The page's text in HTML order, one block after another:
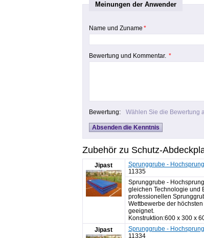
Meinungen der Anwender
Name und Zuname *
Bewertung und Kommentar. *
Bewertung: Wählen Sie die Bewertung
Zubehör zu Schutz-
Jipast Sprunggrube - Hochsprung
11335
Sprunggrube -
gleichen Technologie und
professionellen
Wettbewerbe der
geeignet.
Konstruktion:600 x 300 x
Jipast
Sprunggrube - Hochsprung
11334